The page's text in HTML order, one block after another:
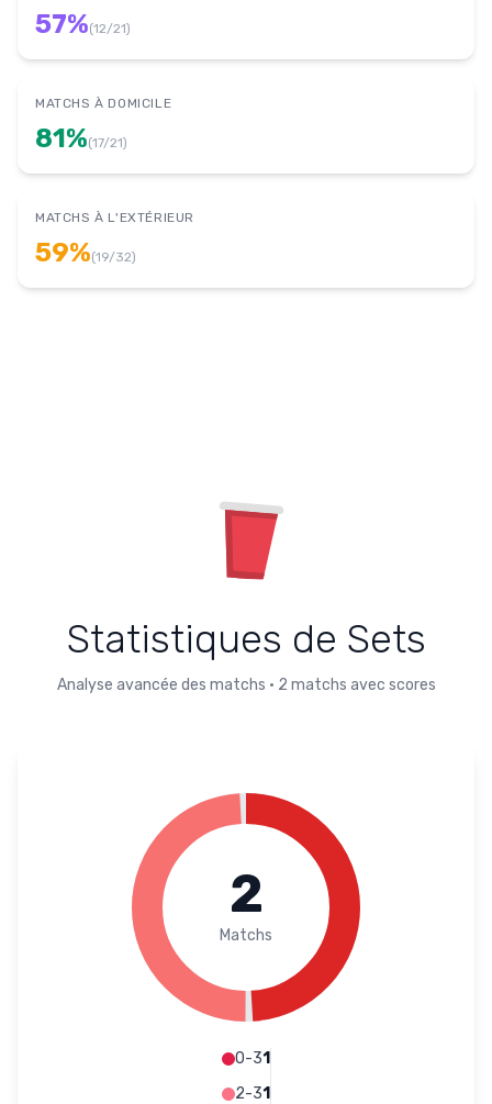
57%(12/21)
MATCHS À DOMICILE
81%(17/21)
MATCHS À L'EXTÉRIEUR
59%(19/32)
Statistiques de Sets
Analyse avancée des matchs • 2 matchs avec scores
2
Matchs
0-31
2-31